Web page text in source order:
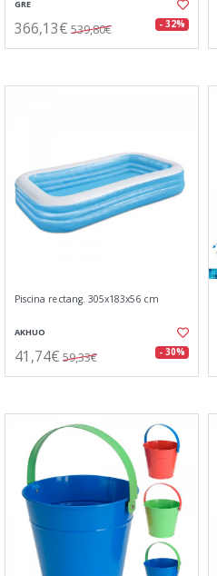
GRE
366,13€ 539,80€ - 32%
Piscina rectang. 305x183x56 cm
AKHUO
41,74€ 59,33€ - 30%